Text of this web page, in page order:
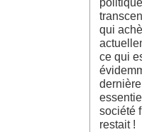
qui
ce qui
société
restait !